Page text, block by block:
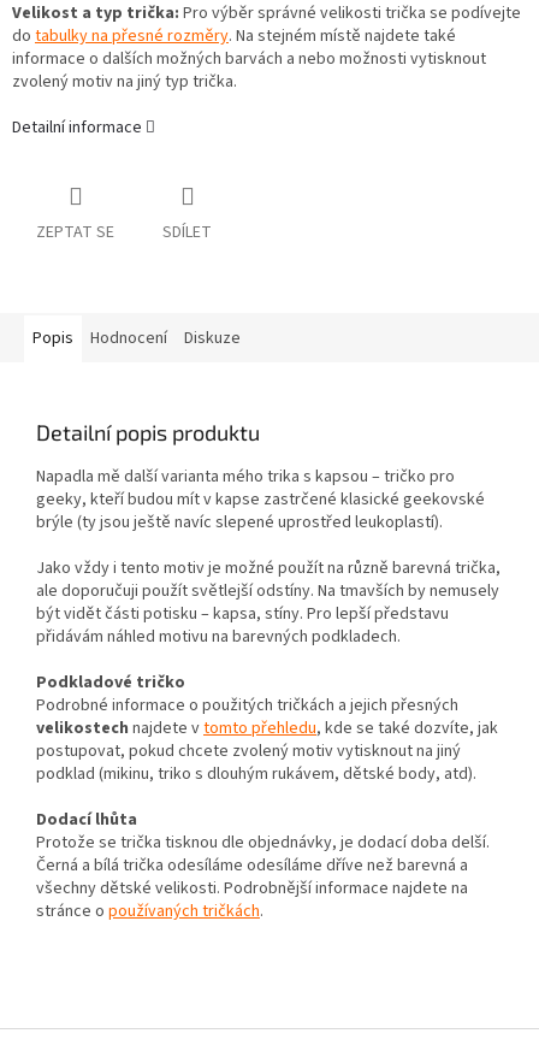
Velikost a typ trička: Pro výběr správné velikosti trička se podívejte
do tabulky na přesné rozměry. Na stejném místě najdete také
informace o dalších možných barvách a nebo možnosti vytisknout
zvolený motiv na jiný typ trička.
Detailní informace
ZEPTAT SE SDÍLET
Popis Hodnocení Diskuze
Detailní popis produktu
Napadla mě další varianta mého trika s kapsou – tričko pro
geeky, kteří budou mít v kapse zastrčené klasické geekovské
brýle (ty jsou ještě navíc slepené uprostřed leukoplastí).
Jako vždy i tento motiv je možné použít na různě barevná trička,
ale doporučuji použít světlejší odstíny. Na tmavších by nemusely
být vidět části potisku – kapsa, stíny. Pro lepší představu
přidávám náhled motivu na barevných podkladech.
Podkladové tričko
Podrobné informace o použitých tričkách a jejich přesných
velikostech najdete vtomto přehledu, kde se také dozvíte, jak
postupovat, pokud chcete zvolený motiv vytisknout na jiný
podklad (mikinu, triko s dlouhým rukávem, dětské body, atd).
Dodací lhůta
Protože se trička tisknou dle objednávky, je dodací doba delší.
Černá a bílá trička odesíláme odesíláme dříve než barevná a
všechny dětské velikosti. Podrobnější informace najdete na
stránce o používaných tričkách.